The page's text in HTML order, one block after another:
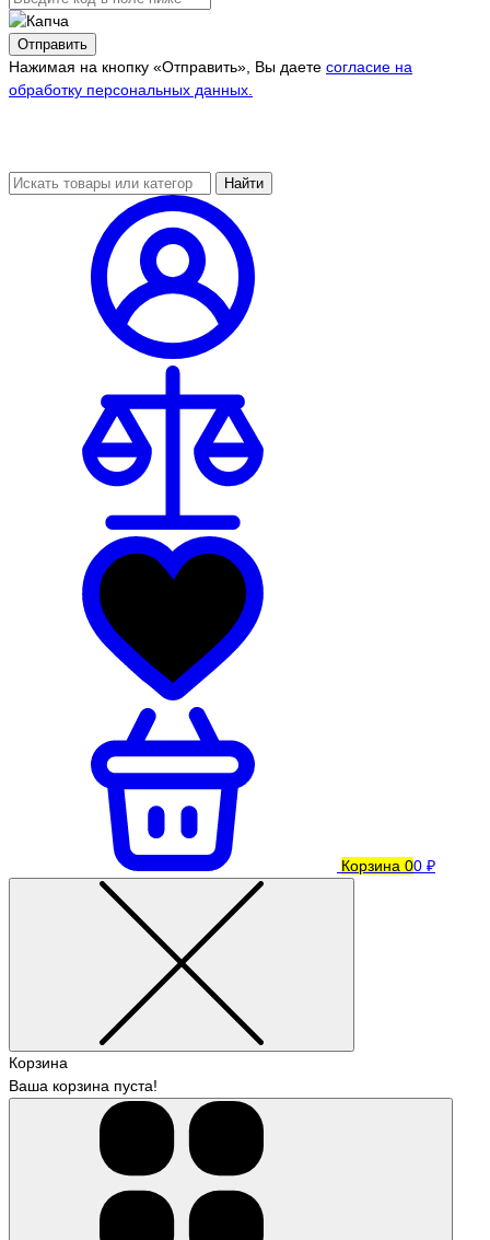
Отправить
Нажимая на кнопку «Отправить», Вы даете согласие на
обработку персональных данных.
Найти
Корзина 00 ₽
Корзина
Ваша корзина пуста!